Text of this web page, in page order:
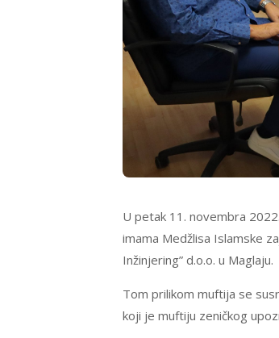
U petak 11. novembra
imama Medžlisa Islamske
Inžinjering” d.o.o. u Maglaju.
Tom prilikom muftija se
koji je muftiju zeničkog